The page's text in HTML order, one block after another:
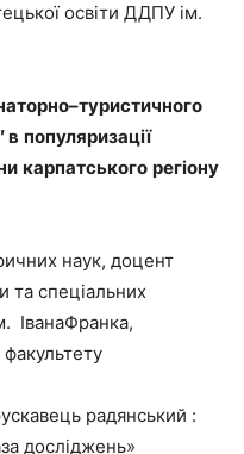
освіти ДДПУ ім.
–туристичного
в популяризації
карпатського регіону
наук, доцент
та спеціальних
ІванаФранка,
радянський :
досліджень»